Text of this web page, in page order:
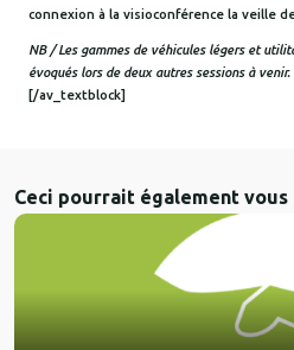
connexion à la visioconférence la veille
NB / Les gammes de véhicules légers et
évoqués lors de deux autres sessions à venir.
[/av_textblock]
Ceci pourrait également